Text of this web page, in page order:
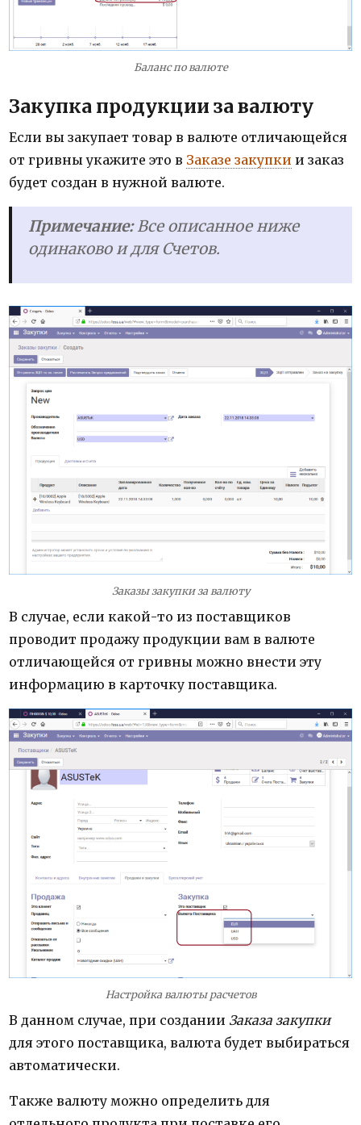
Баланс по валюте
Закупка продукции за валюту
Если вы закупает товар в валюте отличающейся
от гривны укажите это в Заказе закупки и заказ
будет создан в нужной валюте.
Примечание:Все описанное ниже
одинаково и для Счетов.
Заказы закупки за валюту
В случае, если какой-то из поставщиков
проводит продажу продукции вам в валюте
отличающейся от гривны можно внести эту
информацию в карточку поставщика.
Настройка валюты расчетов
В данном случае, при создании Заказа закупки
для этого поставщика, валюта будет выбираться
автоматически.
Также валюту можно определить для